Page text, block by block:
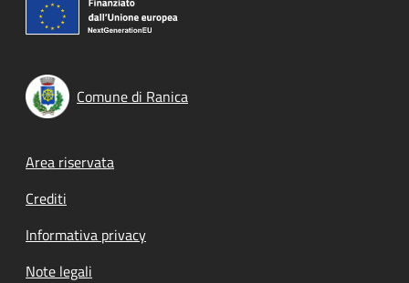
Comune di Ranica
Footer menu
Area riservata
Crediti
Informativa privacy
Note legali